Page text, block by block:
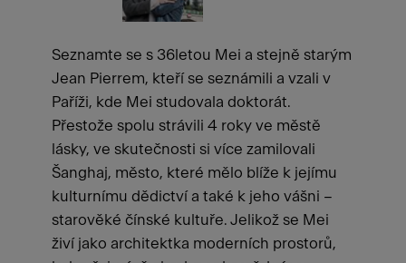
Seznamte se s 36letou Mei a stejně starým
Jean Pierrem, kteří se seznámili a vzali v
Paříži, kde Mei studovala doktorát.
Přestože spolu strávili 4 roky ve městě
lásky, ve skutečnosti si více zamilovali
Šanghaj, město, které mělo blíže k jejímu
kulturnímu dědictví a také k jeho vášni –
starověké čínské kultuře. Jelikož se Mei
živí jako architektka moderních prostorů,